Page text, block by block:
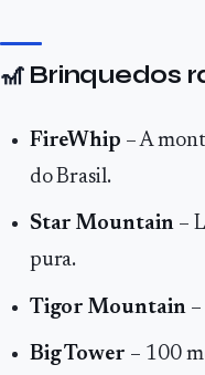
🎢 Brinquedos
FireWhip – A
do Brasil.
Star Mountain–
pura.
Tigor Mountain–
Big Tower – 100